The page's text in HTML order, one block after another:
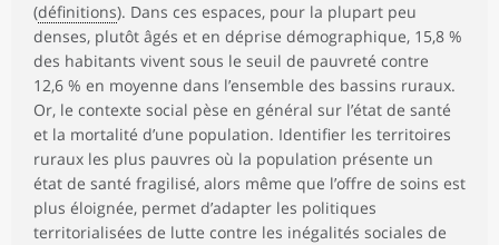
(définitions). Dans ces espaces, pour la plupart peu
denses, plutôt âgés et en déprise démographique, 15,8 %
des habitants vivent sous le seuil de pauvreté contre
12,6 % en moyenne dans l’ensemble des bassins ruraux.
Or, le contexte social pèse en général sur l’état de santé
et la mortalité d’une population. Identifier les territoires
ruraux les plus pauvres où la population présente un
état de santé fragilisé, alors même que l’offre de soins est
plus éloignée, permet d’adapter les politiques
territorialisées de lutte contre les inégalités sociales de